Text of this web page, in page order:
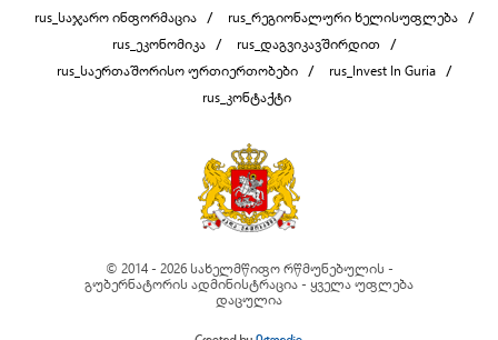
rus_საჯარო ინფორმაცია
rus_რეგიონალური ხელისუფლება
rus_ეკონომიკა
rus_დაგვიკავშირდით
rus_საერთაშორისო ურთიერთობები
rus_Invest In Guria
rus_კონტაქტი
© 2014 - 2026 სახელმწიფო რწმუნებულის -
გუბერნატორის ადმინისტრაცია - ყველა უფლება
დაცულია